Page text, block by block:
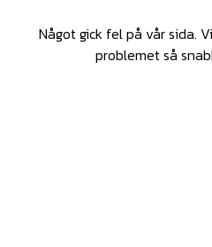
Något gick fel på vår sida.
problemet så